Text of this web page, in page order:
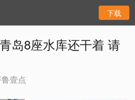
下载
岛8座水库还干着 请
壹点